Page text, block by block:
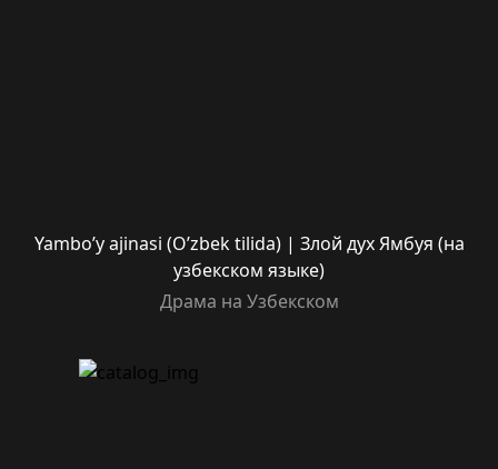
Yambo’y ajinasi (O’zbek tilida) | Злой дух Ямбуя (на
узбекском языке)
Драма на Узбекском